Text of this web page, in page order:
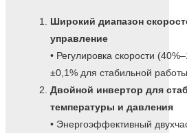
Широкий диапазон
управление
• Регулировка скорости
±0,1% для стабильной работы
Двойной инвертор для
температуры и давления
• Энергоэффективный